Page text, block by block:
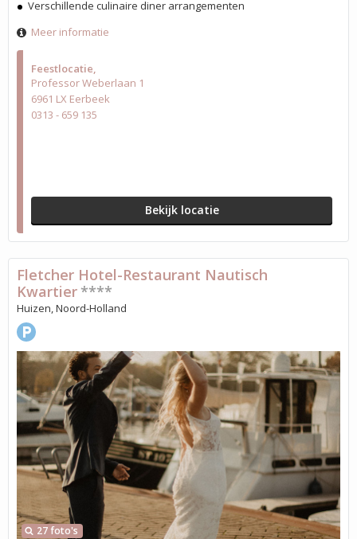
Feestlocatie
Professor Weberlaan 1
6961 LX Eerbeek
0313 - 659 135
Bekijk locatie
Verschillende culinaire diner arrangementen
Meer informatie
27 foto's
Fletcher Hotel-Restaurant Nautisch
Kwartier ****
Huizen, Noord-Holland